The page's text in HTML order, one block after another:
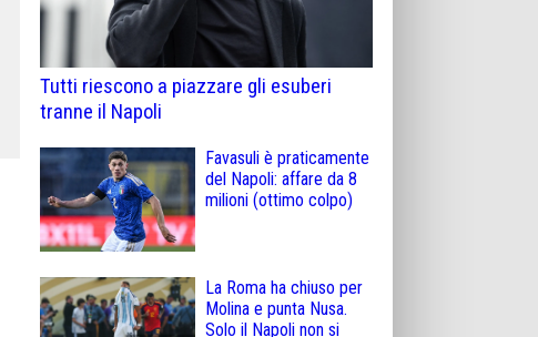
Tutti riescono a piazzare gli esuberi
tranne il Napoli
Favasuli è praticamente
del Napoli: affare da 8
milioni (ottimo colpo)
La Roma ha chiuso per
Molina e punta Nusa.
Solo il Napoli non si